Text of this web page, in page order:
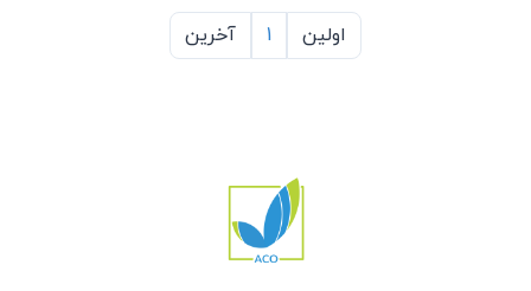
اولین 1 آخرین